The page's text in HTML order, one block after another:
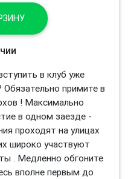
в клуб уже
примите в
! Максимально
в одном заезде -
проходят на улицах
широко участвуют
. Медленно обгоните
вполне первым до